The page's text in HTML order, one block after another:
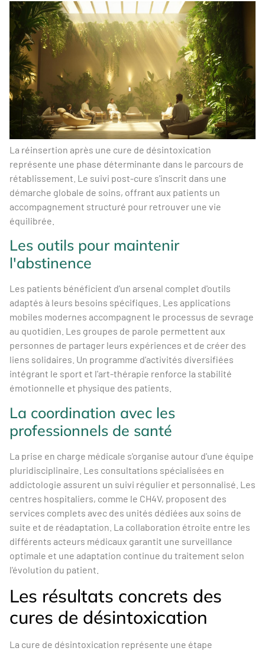
La réinsertion après une cure de désintoxication
représente une phase déterminante dans le parcours de
rétablissement. Le suivi post-cure s'inscrit dans une
démarche globale de soins, offrant aux patients un
accompagnement structuré pour retrouver une vie
équilibrée.
Les outils pour maintenir
l'abstinence
Les patients bénéficient d'un arsenal complet d'outils
adaptés à leurs besoins spécifiques. Les applications
mobiles modernes accompagnent le processus de sevrage
au quotidien. Les groupes de parole permettent aux
personnes de partager leurs expériences et de créer des
liens solidaires. Un programme d'activités diversifiées
intégrant le sport et l'art-thérapie renforce la stabilité
émotionnelle et physique des patients.
La coordination avec les
professionnels de santé
La prise en charge médicale s'organise autour d'une équipe
pluridisciplinaire. Les consultations spécialisées en
addictologie assurent un suivi régulier et personnalisé. Les
centres hospitaliers, comme le CH4V, proposent des
services complets avec des unités dédiées aux soins de
suite et de réadaptation. La collaboration étroite entre les
différents acteurs médicaux garantit une surveillance
optimale et une adaptation continue du traitement selon
l'évolution du patient.
Les résultats concrets des
cures de désintoxication
La cure de désintoxication représente une étape